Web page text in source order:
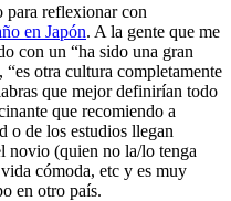
para reflexionar con
en Japón. A la gente que me
con un “ha sido una gran
otra cultura completamente
que mejor definirían todo
que recomiendo a
o de los estudios llegan
novio (quien no la/lo tenga
cómoda, etc y es muy
en otro país.